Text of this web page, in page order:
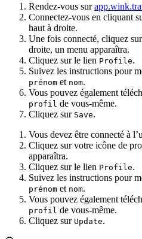
Rendez-vous sur
Connectez-vous en cliquant
haut à droite.
Une fois connecté, cliquez
droite, un menu apparaîtra.
Cliquez sur le lien Profile.
Suivez les instructions pour
prénom et nom.
Vous pouvez également
profil de vous-même.
Cliquez sur Save.
Vous devez être connecté à
Cliquez sur votre icône de
apparaîtra.
Cliquez sur le lien Profile.
Suivez les instructions pour
prénom et nom.
Vous pouvez également
profil de vous-même.
Cliquez sur Update.